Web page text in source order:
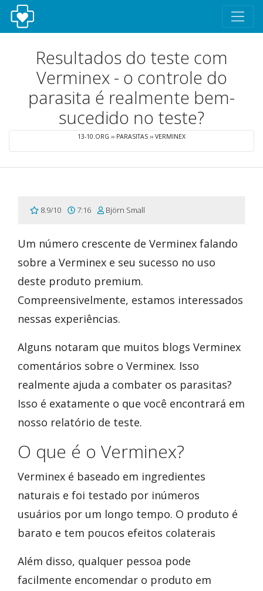
Resultados do teste com
Verminex - o controle do
parasita é realmente bem-
sucedido no teste?
13-10.ORG ›› PARASITAS ›› VERMINEX
8.9/10 7:16 Björn Small
Um número crescente de Verminex falando
sobre a Verminex e seu sucesso no uso
deste produto premium.
Compreensivelmente, estamos interessados
nessas experiências.
Alguns notaram que muitos blogs Verminex
comentários sobre o Verminex. Isso
realmente ajuda a combater os parasitas?
Isso é exatamente o que você encontrará em
nosso relatório de teste.
O que é o Verminex?
Verminex é baseado em ingredientes
naturais e foi testado por inúmeros
usuários por um longo tempo. O produto é
barato e tem poucos efeitos colaterais
Além disso, qualquer pessoa pode
facilmente encomendar o produto em